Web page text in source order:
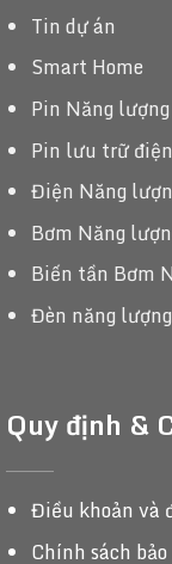
Tin dự án
Smart Home
Pin Năng
Pin lưu trữ
Điện Năng
Bơm Năng
Biến tần Bơm
Đèn năng
Quy định &
Điều khoản và
Chính sách